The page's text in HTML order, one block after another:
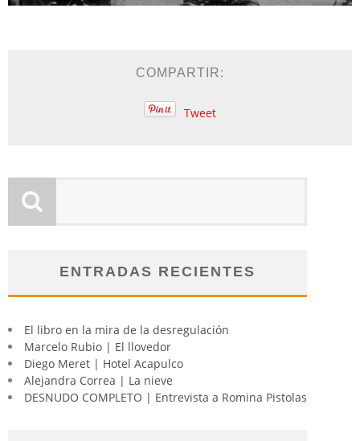
COMPARTIR:
Tweet
ENTRADAS RECIENTES
El libro en la mira de la desregulación
Marcelo Rubio | El llovedor
Diego Meret | Hotel Acapulco
Alejandra Correa | La nieve
DESNUDO COMPLETO | Entrevista a Romina Pistolas